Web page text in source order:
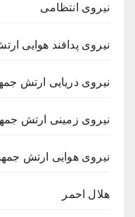
نیروی انتظامی
نیروی پدافند هوایی
نیروی دریایی ارتش
نیروی زمینی ارتش
نیروی هوایی ارتش
هلال احمر